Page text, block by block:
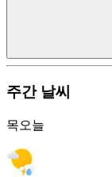
주간 날씨
목오늘